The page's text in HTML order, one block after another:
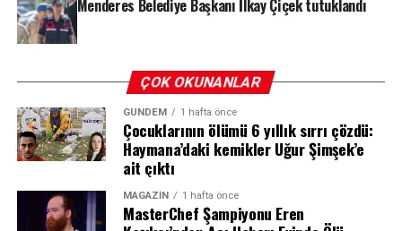
Kongo Ulusal Halk Sağlığı Enstitüsü, 11 Temmuz tarihli
raporunda, “Mevcut araştırmalar, bu iki eyalette tespit
edildiğini gösterse de, bu iki eyaletin salgın bölgesi
olarak kabul edilmesi gerekli ve uygundur” ifadelerine
yer verdi.
aracılığıyla ulaştırılacak. Söz konusu ilaçlar Sağlık
Bakanlığı tarafından birinci, ikinci ve üçüncü basamak
uygulanmasından Sağlık Bakanı sorumlu olacak.
REKLAM
Menderes Belediye Başkanı İlkay Çiçek tutuklandı
ÇOK OKUNANLAR
GÜNDEM 1 hafta önce
Çocuklarının ölümü 6 yıllık sırrı çözdü:
Haymana’daki kemikler Uğur Şimşek’e
ait çıktı
MAGAZIN 1 hafta önce
MasterChef Şampiyonu Eren